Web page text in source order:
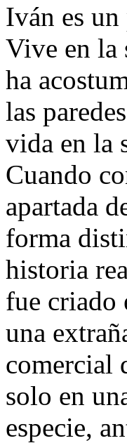
Iván es
Vive en la
ha
las
vida en la
Cuando
apartada
forma
historia
fue criado
una
comercial
solo en
especie,